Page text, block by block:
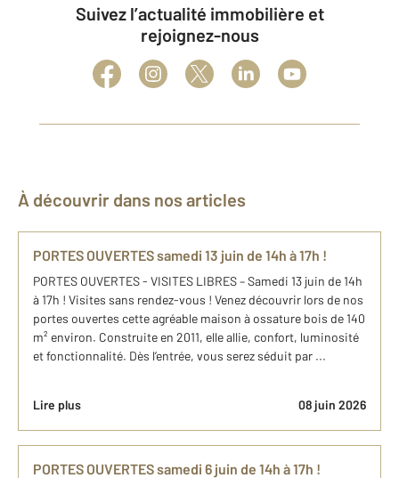
Suivez l’actualité immobilière et
rejoignez-nous
À découvrir dans nos articles
PORTES OUVERTES samedi 13 juin de 14h à 17h !
PORTES OUVERTES - VISITES LIBRES – Samedi 13 juin de 14h
à 17h ! Visites sans rendez-vous ! Venez découvrir lors de nos
portes ouvertes cette agréable maison à ossature bois de 140
m² environ. Construite en 2011, elle allie, confort, luminosité
et fonctionnalité. Dès l’entrée, vous serez séduit par ...
Lire plus 08 juin 2026
PORTES OUVERTES samedi 6 juin de 14h à 17h !